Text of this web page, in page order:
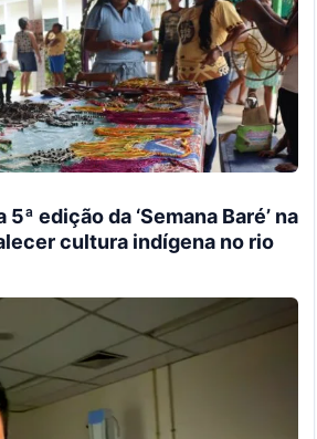
edição da ‘Semana Baré’ na
cultura indígena no rio